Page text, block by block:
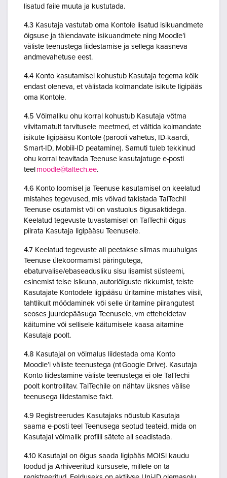
lisatud faile muuta ja kustutada.
4.3 Kasutaja vastutab oma Kontole lisatud isikuandmete
õigsuse ja täiendavate isikuandmete ning Moodle’i
väliste teenustega liidestamise ja sellega kaasneva
andmevahetuse eest.
4.4 Konto kasutamisel kohustub Kasutaja tegema kõik
endast oleneva, et välistada kolmandate isikute ligipääs
oma Kontole.
4.5 Võimaliku ohu korral kohustub Kasutaja võtma
viivitamatult tarvitusele meetmed, et vältida kolmandate
isikute ligipääsu Kontole (parooli vahetus, ID-kaardi,
Smart-ID, Mobiil-ID peatamine). Samuti tuleb tekkinud
ohu korral teavitada Teenuse kasutajatuge e-posti
teel moodle@taltech.ee.
4.6 Konto loomisel ja Teenuse kasutamisel on keelatud
mistahes tegevused, mis võivad takistada TalTechil
Teenuse osutamist või on vastuolus õigusaktidega.
Keelatud tegevuste tuvastamisel on TalTechil õigus
piirata Kasutaja ligipääsu Teenusele.
4.7 Keelatud tegevuste all peetakse silmas muuhulgas
Teenuse ülekoormamist päringutega,
ebaturvalise/ebaseadusliku sisu lisamist süsteemi,
esinemist teise isikuna, autoriõiguste rikkumist, teiste
Kasutajate Kontodele ligipääsu üritamine mistahes viisil,
tahtlikult möödaminek või selle üritamine piirangutest
seoses juurdepääsuga Teenusele, vm etteheidetav
käitumine või sellisele käitumisele kaasa aitamine
Kasutaja poolt.
4.8 Kasutajal on võimalus liidestada oma Konto
Moodle’i väliste teenustega (nt Google Drive). Kasutaja
Konto liidestamine väliste teenustega ei ole TalTechi
poolt kontrollitav. TalTechile on nähtav üksnes välise
teenusega liidestamise fakt.
4.9 Registreerudes Kasutajaks nõustub Kasutaja
saama e-posti teel Teenusega seotud teateid, mida on
Kasutajal võimalik profiili sätete all seadistada.
4.10 Kasutajal on õigus saada ligipääs MOISi kaudu
loodud ja Arhiveeritud kursusele, millele on ta